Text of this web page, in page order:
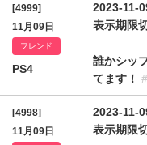
[4999]
11月09日
フレンド
PS4
2023-11-
表示期限
誰かシッ
てます！
[4998]
11月09日
2023-11-
表示期限